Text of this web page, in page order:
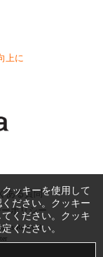
上に
ある質問
ポリシー
Reserved.
ッキーを使用して
ください。クッキー
ください。クッキ
ください。